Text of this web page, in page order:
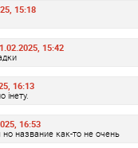
15:18
15:42
16:13
інету.
16:53
но название как-то не очень